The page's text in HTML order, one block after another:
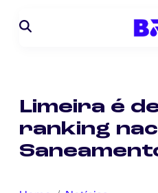
Limeira é
ranking